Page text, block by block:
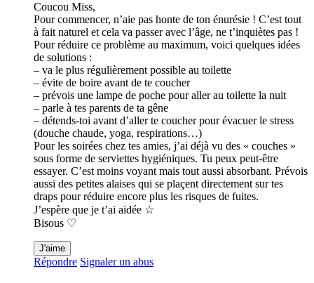
Coucou Miss,
Pour commencer, n’aie pas honte de ton énurésie ! C’est tout
à fait naturel et cela va passer avec l’âge, ne t’inquiètes pas !
Pour réduire ce problème au maximum, voici quelques idées
de solutions :
– va le plus régulièrement possible au toilette
– évite de boire avant de te coucher
– prévois une lampe de poche pour aller au toilette la nuit
– parle à tes parents de ta gêne
– détends-toi avant d’aller te coucher pour évacuer le stress
(douche chaude, yoga, respirations…)
Pour les soirées chez tes amies, j’ai déjà vu des « couches »
sous forme de serviettes hygiéniques. Tu peux peut-être
essayer. C’est moins voyant mais tout aussi absorbant. Prévois
aussi des petites alaises qui se plaçent directement sur tes
draps pour réduire encore plus les risques de fuites.
J’espère que je t’ai aidée ☆
Bisous ♡
J'aime
Répondre Signaler un abus